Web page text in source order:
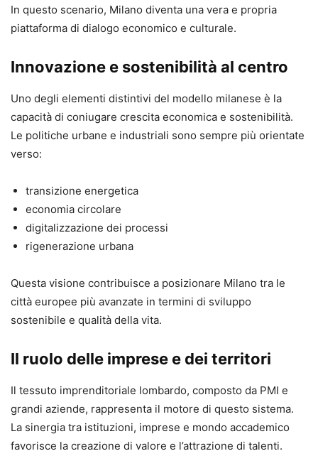
In questo scenario, Milano diventa una vera e propria
piattaforma di dialogo economico e culturale.
Innovazione e sostenibilità al centro
Uno degli elementi distintivi del modello milanese è la
capacità di coniugare crescita economica e sostenibilità.
Le politiche urbane e industriali sono sempre più orientate
verso:
transizione energetica
economia circolare
digitalizzazione dei processi
rigenerazione urbana
Questa visione contribuisce a posizionare Milano tra le
città europee più avanzate in termini di sviluppo
sostenibile e qualità della vita.
Il ruolo delle imprese e dei territori
Il tessuto imprenditoriale lombardo, composto da PMI e
grandi aziende, rappresenta il motore di questo sistema.
La sinergia tra istituzioni, imprese e mondo accademico
favorisce la creazione di valore e l’attrazione di talenti.